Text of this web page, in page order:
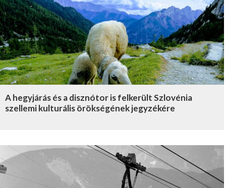
A hegyjárás és a disznótor is felkerült Szlovénia
szellemi kulturális örökségének jegyzékére